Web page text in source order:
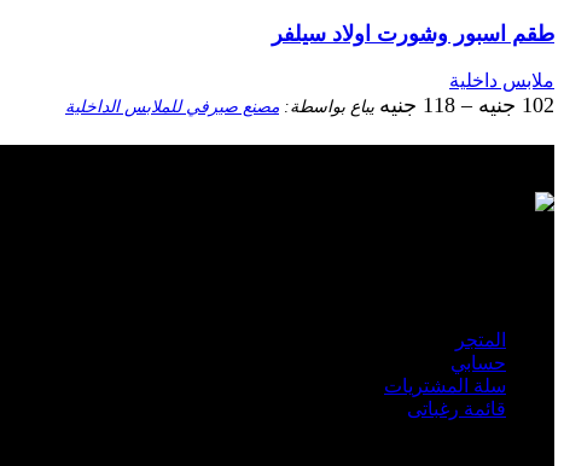
طقم اسبور وشورت اولاد سيلفر
ملابس داخلية
102 جنيه –
118 جنيه يباع بواسطة: مصنع صيرفي للملابس الداخلية
المتجر
حسابي
سلة المشتريات
قائمة رغباتى